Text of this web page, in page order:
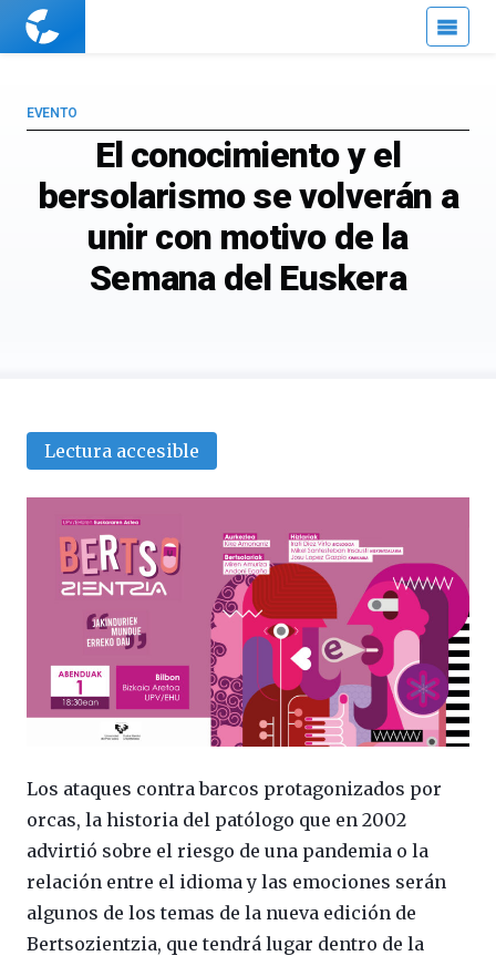
Cuaderno
El conocimiento y el
bersolarismo se volverán a
unir con motivo de la
Semana del Euskera
EVENTO
Lectura accesible
Los ataques contra barcos protagonizados por
orcas, la historia del patólogo que en 2002
advirtió sobre el riesgo de una pandemia o la
relación entre el idioma y las emociones serán
algunos de los temas de la nueva edición de
Bertsozientzia, que tendrá lugar dentro de la